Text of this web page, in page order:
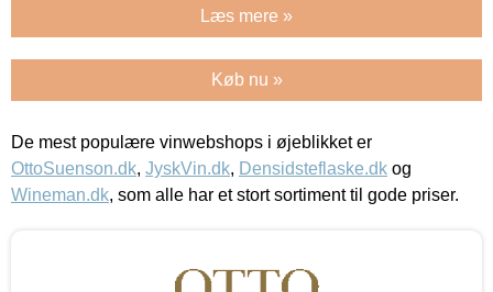
Læs mere »
Køb nu »
De mest populære vinwebshops i øjeblikket er
OttoSuenson.dk, JyskVin.dk, Densidsteflaske.dk og
Wineman.dk, som alle har et stort sortiment til gode priser.